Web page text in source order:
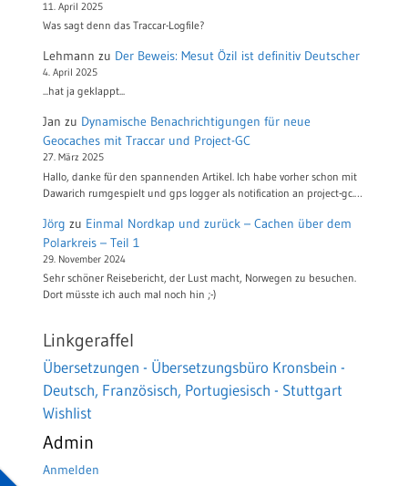
11. April 2025
Was sagt denn das Traccar-Logfile?
Lehmann zu Der Beweis: Mesut Özil ist definitiv Deutscher
4. April 2025
...hat ja geklappt...
Jan zu Dynamische Benachrichtigungen für neue
Geocaches mit Traccar und Project-GC
27. März 2025
Hallo, danke für den spannenden Artikel. Ich habe vorher schon mit
Dawarich rumgespielt und gps logger als notification an project-gc.…
Jörg zu Einmal Nordkap und zurück – Cachen über dem
Polarkreis – Teil 1
29. November 2024
Sehr schöner Reisebericht, der Lust macht, Norwegen zu besuchen.
Dort müsste ich auch mal noch hin ;-)
Linkgeraffel
Übersetzungen - Übersetzungsbüro Kronsbein -
Deutsch, Französisch, Portugiesisch - Stuttgart
Wishlist
Admin
Anmelden